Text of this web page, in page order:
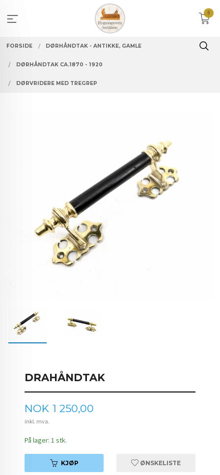
innholdet
0
FORSIDE DØRHÅNDTAK - ANTIKKE, GAMLE
DØRHÅNDTAK CA.1870 - 1920
DØRVRIDERE MED TREGREP
DRAHÅNDTAK
Pris
NOK 1 250,00
inkl. mva.
På lager: 1 stk.
KJØP ØNSKELISTE